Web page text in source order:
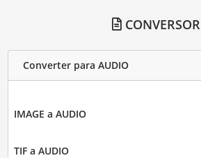
CONVERSOR
Converter para AUDIO
IMAGE a AUDIO
TIF a AUDIO